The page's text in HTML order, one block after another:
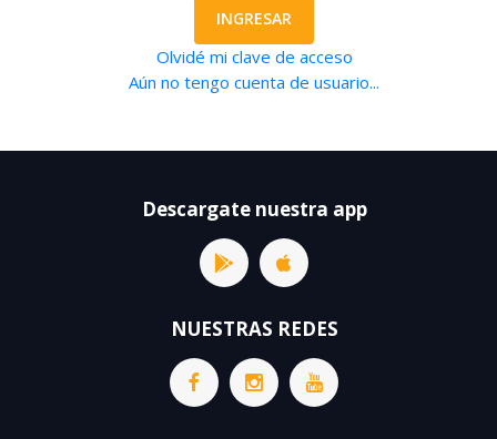
INGRESAR
Olvidé mi clave de acceso
Aún no tengo cuenta de usuario...
Descargate nuestra app
NUESTRAS REDES